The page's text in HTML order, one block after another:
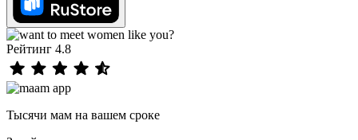
Рейтинг 4.8
Тысячи мам на вашем сроке